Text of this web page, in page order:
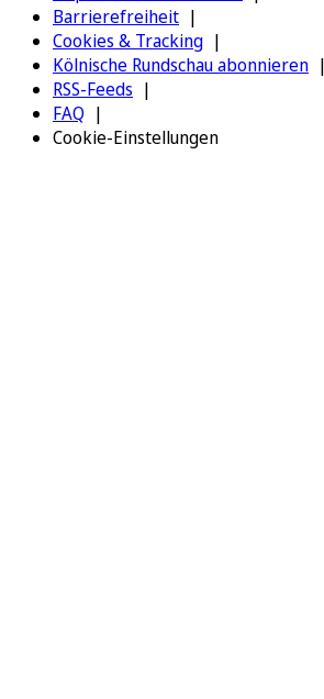
Barrierefreiheit
Cookies & Tracking
Kölnische Rundschau abonnieren
RSS-Feeds
FAQ
Cookie-Einstellungen